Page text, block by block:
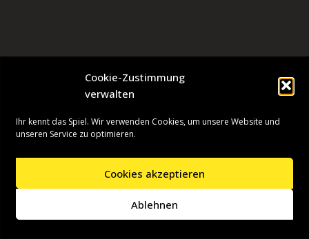
Cookie-Zustimmung
verwalten
Ihr kennt das Spiel. Wir verwenden Cookies, um unsere Website und
unseren Service zu optimieren.
Cookies akzeptieren
Ablehnen
| Präsentiert vonWordPress
Presseinformationen